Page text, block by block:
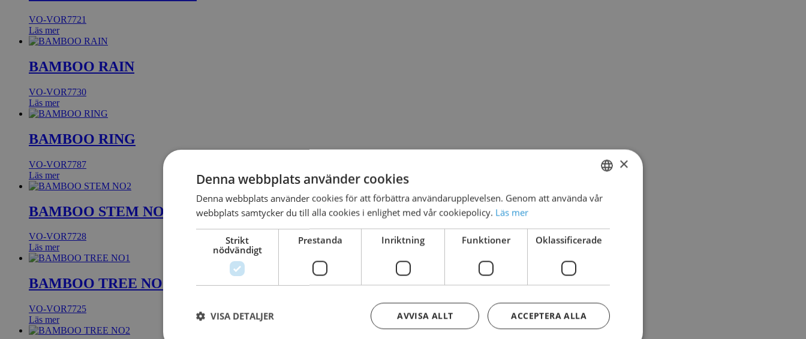
VO-VOR7721
Läs mer
BAMBOO RAIN
VO-VOR7730
Läs mer
BAMBOO RING
VO-VOR7787
Läs mer
BAMBOO STEM NO2
VO-VOR7728
Läs mer
BAMBOO TREE NO1
VO-VOR7725
Läs mer
SWEDISH
×
Denna webbplats använder cookies
Denna webbplats använder cookies för att förbättra användarupplevelsen. Genom att använda vår
webbplats samtycker du till alla cookies i enlighet med vår cookiepolicy. Läs mer
Strikt
nödvändigt
Prestanda Inriktning Funktioner Oklassificerade
ACCEPTERA ALLA
AVVISA ALLT
VISA DETALJER